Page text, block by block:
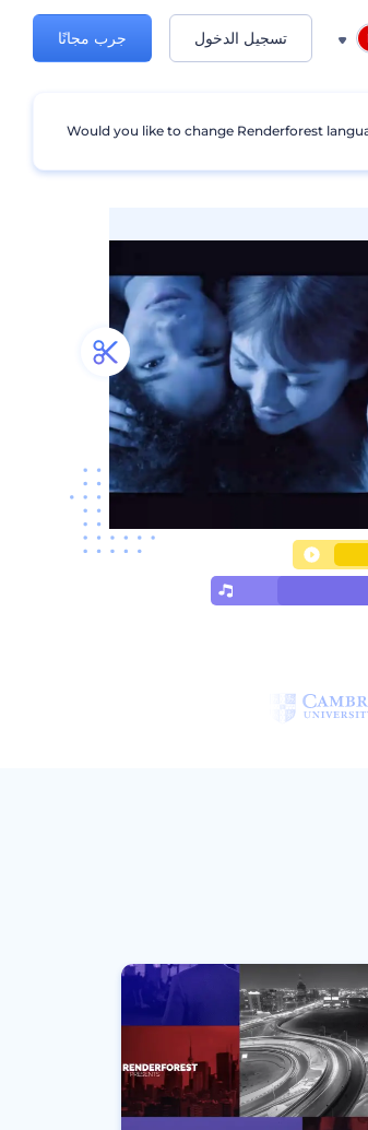
تسجيل الدخول جرب مجانًا
Would you like to change Renderforest